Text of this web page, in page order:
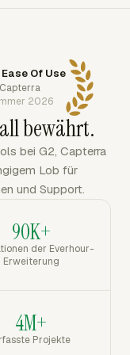
Of Use
Capterra
2026
bewährt.
bei G2, Capterra
Lob für
und Support.
90K+
der Everhour-
Erweiterung
4M+
Projekte